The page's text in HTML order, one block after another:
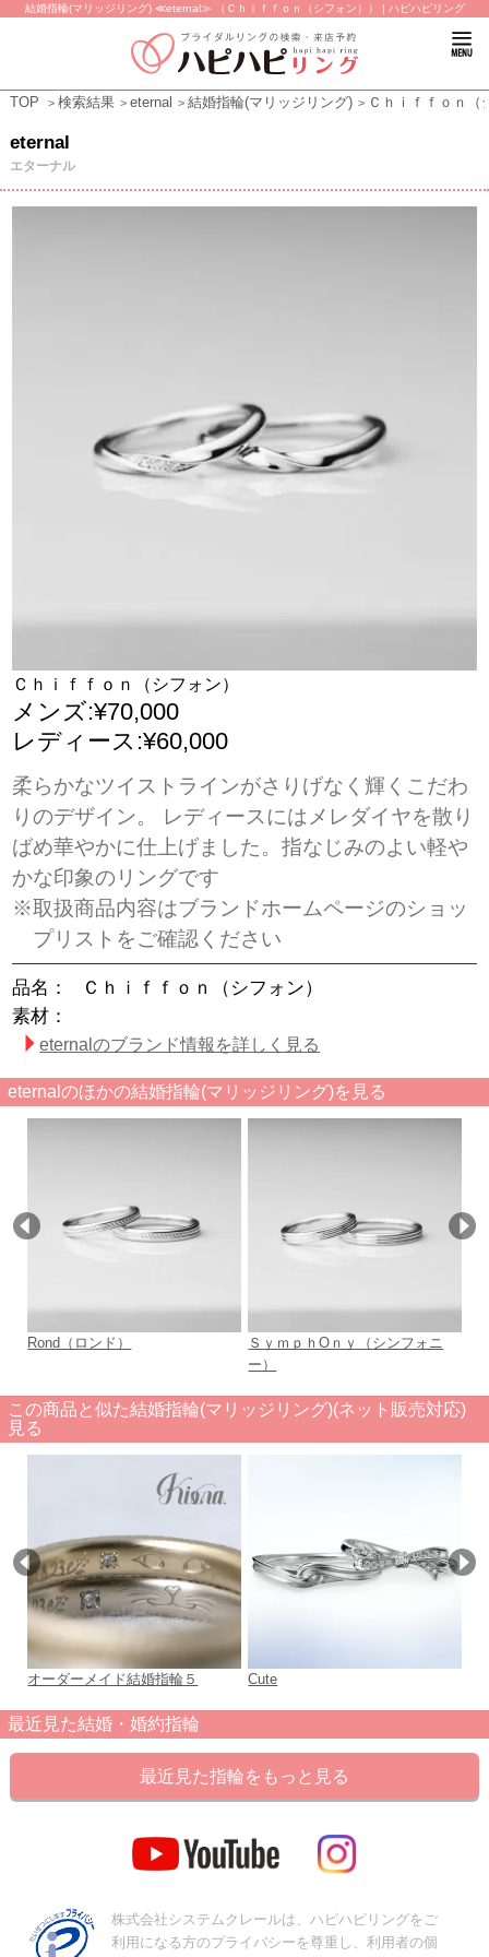
結婚指輪(マリッジリング) ≪eternal≫ （Ｃｈｉｆｆｏｎ（シフォン）） | ハピハピリング
TOP 検索結果 eternal 結婚指輪(マリッジリング) Ｃｈｉｆｆｏｎ（
eternal
エターナル
Ｃｈｉｆｆｏｎ（シフォン）
メンズ:¥70,000
レディース:¥60,000
柔らかなツイストラインがさりげなく輝くこだわ
りのデザイン。 レディースにはメレダイヤを散り
ばめ華やかに仕上げました。指なじみのよい軽や
かな印象のリングです
※取扱商品内容はブランドホームページのショッ
プリストをご確認ください
品名：
Ｃｈｉｆｆｏｎ（シフォン）
素材：
eternalのブランド情報を詳しく見る
eternalのほかの結婚指輪(マリッジリング)を見る
Rond（ロンド）
ＳｙｍｐｈOｎｙ（シンフォニ
ー）
この商品と似た結婚指輪(マリッジリング)(ネット販売対応)
見る
オーダーメイド結婚指輪５ Cute
最近見た結婚・婚約指輪
最近見た指輪をもっと見る
株式会社システムクレールは、ハピハピリングをご
利用になる方のプライバシーを尊重し、利用者の個